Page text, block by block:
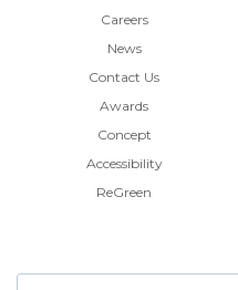
Careers
News
Contact Us
Awards
Concept
Accessibility
ReGreen